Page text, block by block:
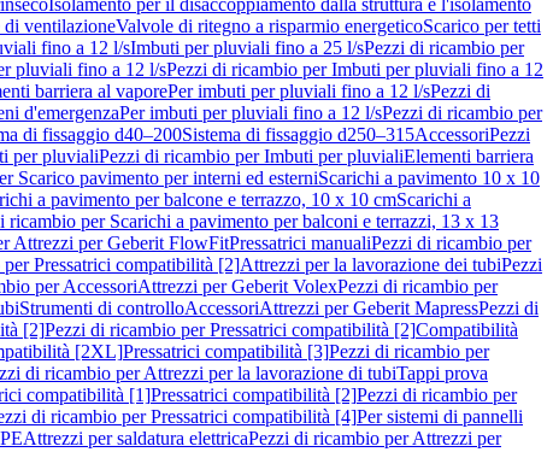
Isolamento per il disaccoppiamento dalla struttura e l'isolamento
di ventilazioneValvole di ritegno a risparmio energeticoScarico per tetti
fino a 12 l/sImbuti per pluviali fino a 25 l/sPezzi di ricambio per
pluviali fino a 12 l/sPezzi di ricambio per Imbuti per pluviali fino a 12
barriera al vaporePer imbuti per pluviali fino a 12 l/sPezzi di
d'emergenzaPer imbuti per pluviali fino a 12 l/sPezzi di ricambio per
di fissaggio d40–200Sistema di fissaggio d250–315AccessoriPezzi
per pluvialiPezzi di ricambio per Imbuti per pluvialiElementi barriera
Scarico pavimento per interni ed esterniScarichi a pavimento 10 x 10
a pavimento per balcone e terrazzo, 10 x 10 cmScarichi a
ricambio per Scarichi a pavimento per balconi e terrazzi, 13 x 13
Attrezzi per Geberit FlowFitPressatrici manualiPezzi di ricambio per
Pressatrici compatibilità [2]Attrezzi per la lavorazione dei tubiPezzi
per AccessoriAttrezzi per Geberit VolexPezzi di ricambio per
Strumenti di controlloAccessoriAttrezzi per Geberit MapressPezzi di
[2]Pezzi di ricambio per Pressatrici compatibilità [2]Compatibilità
[2XL]Pressatrici compatibilità [3]Pezzi di ricambio per
di ricambio per Attrezzi per la lavorazione di tubiTappi prova
compatibilità [1]Pressatrici compatibilità [2]Pezzi di ricambio per
di ricambio per Pressatrici compatibilità [4]Per sistemi di pannelli
Attrezzi per saldatura elettricaPezzi di ricambio per Attrezzi per